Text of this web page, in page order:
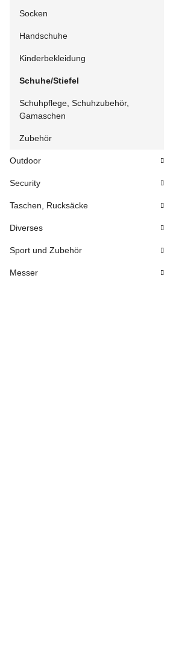
Socken
Handschuhe
Kinderbekleidung
Schuhe/Stiefel
Schuhpflege, Schuhzubehör,
Gamaschen
Zubehör
Outdoor
Security
Taschen, Rucksäcke
Diverses
Sport und Zubehör
Messer